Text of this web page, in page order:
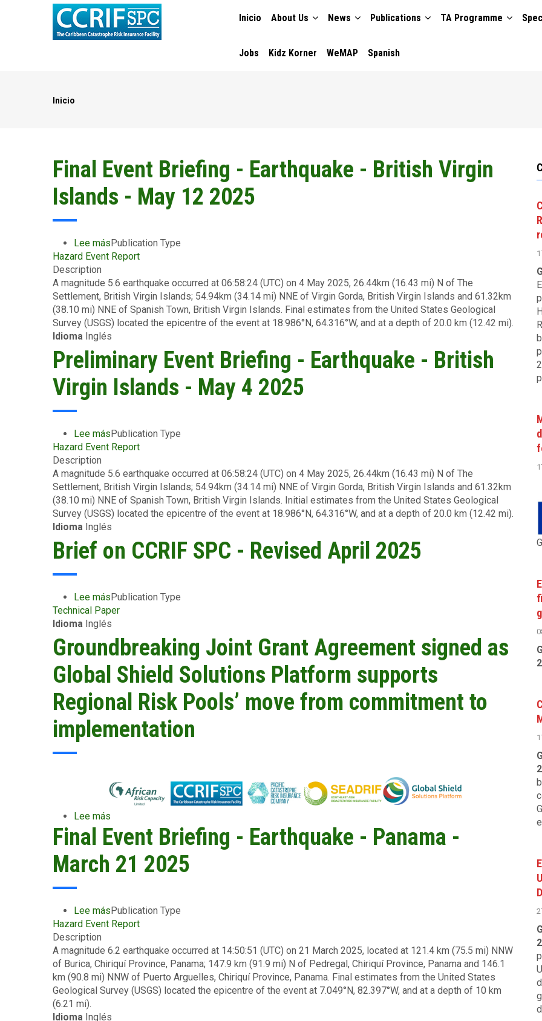
NAVIGATION
Inicio About Us News Publications TA Programme
Jobs Kidz Korner WeMAP Spanish
Inicio
Final Event Briefing - Earthquake - British Virgin
Islands - May 12 2025
Lee mássobre
Final
Briefing
-
Earthquake
-
British
Virgin
Islands
May
Publication Type
Hazard Event Report
Description
A magnitude 5.6 earthquake occurred at 06:58:24 (UTC) on 4 May 2025, 26.44km (16.43 mi) N of The
Settlement, British Virgin Islands; 54.94km (34.14 mi) NNE of Virgin Gorda, British Virgin Islands and 61.32km
(38.10 mi) NNE of Spanish Town, British Virgin Islands. Final estimates from the United States Geological
Survey (USGS) located the epicentre of the event at 18.986°N, 64.316°W, and at a depth of 20.0 km (12.42 mi).
Idioma Inglés
Preliminary Event Briefing - Earthquake - British
Virgin Islands - May 4 2025
Lee mássobre
Preliminary
Briefing
-
Earthquake
-
British
Virgin
Islands
4
2025
Publication Type
Hazard Event Report
Description
A magnitude 5.6 earthquake occurred at 06:58:24 (UTC) on 4 May 2025, 26.44km (16.43 mi) N of The
Settlement, British Virgin Islands; 54.94km (34.14 mi) NNE of Virgin Gorda, British Virgin Islands and 61.32km
(38.10 mi) NNE of Spanish Town, British Virgin Islands. Initial estimates from the United States Geological
Survey (USGS) located the epicentre of the event at 18.986°N, 64.316°W, and at a depth of 20.0 km (12.42 mi).
Idioma Inglés
Brief on CCRIF SPC - Revised April 2025
Lee mássobre
Brief
on
CCRIF
SPC
Revised
April
2025
Publication Type
Technical Paper
Idioma Inglés
Groundbreaking Joint Grant Agreement signed as
Global Shield Solutions Platform supports
Regional Risk Pools’ move from commitment to
implementation
Lee más
Groundbreaking
Joint
Grant
Agreement
Global
Shield
Platform
supports
Regional
Risk
move
Final Event Briefing - Earthquake - Panama -
March 21 2025
Lee mássobre
Final
Briefing
-
Earthquake
-
-
Publication Type
Hazard Event Report
Description
A magnitude 6.2 earthquake occurred at 14:50:51 (UTC) on 21 March 2025, located at 121.4 km (75.5 mi) NNW
of Burica, Chiriquí Province, Panama; 147.9 km (91.9 mi) N of Pedregal, Chiriquí Province, Panama and 146.1
km (90.8 mi) NNW of Puerto Arguelles, Chiriquí Province, Panama. Final estimates from the United States
Geological Survey (USGS) located the epicentre of the event at 7.049°N, 82.397°W, and at a depth of 10 km
(6.21 mi).
Idioma Inglés